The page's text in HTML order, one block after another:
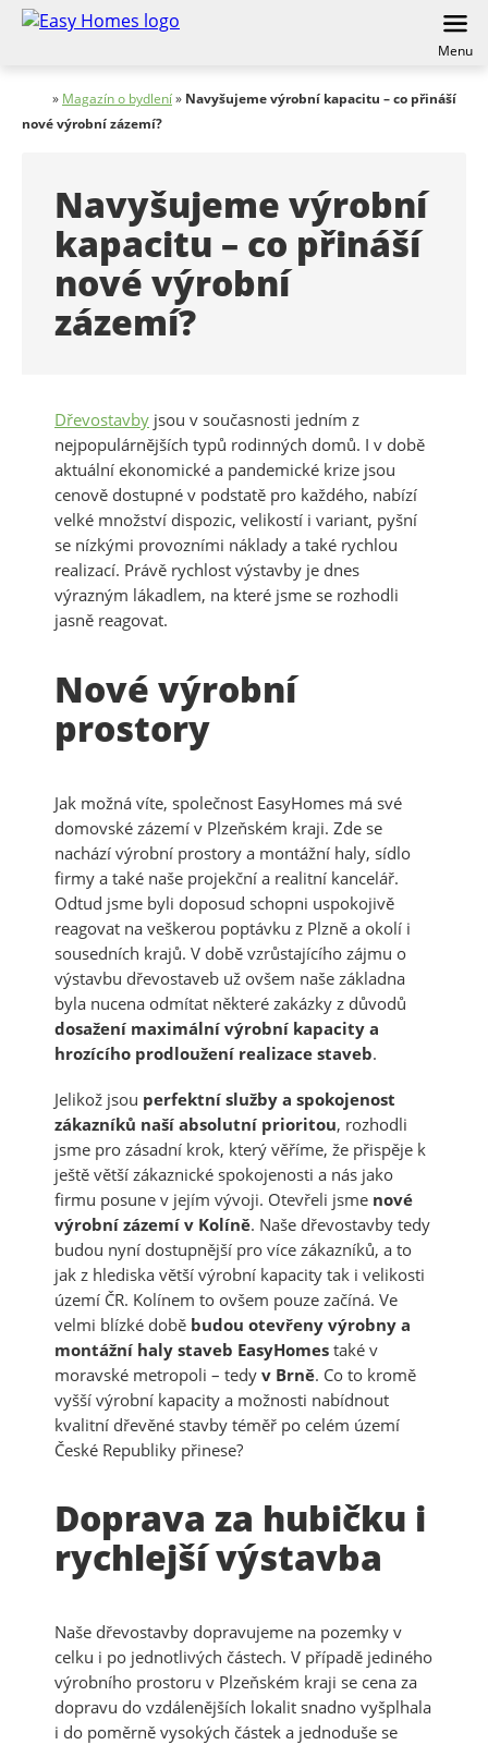
Menu
» Magazín o bydlení» Navyšujeme výrobní kapacitu – co přináší
nové výrobní zázemí?
Navyšujeme výrobní
kapacitu – co přináší
nové výrobní
zázemí?
Dřevostavby jsou v současnosti jedním z
nejpopulárnějších typů rodinných domů. I v době
aktuální ekonomické a pandemické krize jsou
cenově dostupné v podstatě pro každého, nabízí
velké množství dispozic, velikostí i variant, pyšní
se nízkými provozními náklady a také rychlou
realizací. Právě rychlost výstavby je dnes
výrazným lákadlem, na které jsme se rozhodli
jasně reagovat.
Nové výrobní
prostory
Jak možná víte, společnost EasyHomes má své
domovské zázemí v Plzeňském kraji. Zde se
nachází výrobní prostory a montážní haly, sídlo
firmy a také naše projekční a realitní kancelář.
Odtud jsme byli doposud schopni uspokojivě
reagovat na veškerou poptávku z Plzně a okolí i
sousedních krajů. V době vzrůstajícího zájmu o
výstavbu dřevostaveb už ovšem naše základna
byla nucena odmítat některé zakázky z důvodů
dosažení maximální výrobní kapacity a
hrozícího prodloužení realizace staveb.
Jelikož jsou perfektní služby a spokojenost
zákazníků naší absolutní prioritou, rozhodli
jsme pro zásadní krok, který věříme, že přispěje k
ještě větší zákaznické spokojenosti a nás jako
firmu posune v jejím vývoji. Otevřeli jsme nové
výrobní zázemí v Kolíně. Naše dřevostavby tedy
budou nyní dostupnější pro více zákazníků, a to
jak z hlediska větší výrobní kapacity tak i velikosti
území ČR. Kolínem to ovšem pouze začíná. Ve
velmi blízké době budou otevřeny výrobny a
montážní haly staveb EasyHomes také v
moravské metropoli – tedy v Brně. Co to kromě
vyšší výrobní kapacity a možnosti nabídnout
kvalitní dřevěné stavby téměř po celém území
České Republiky přinese?
Doprava za hubičku i
rychlejší výstavba
Naše dřevostavby dopravujeme na pozemky v
celku i po jednotlivých částech. V případě jediného
výrobního prostoru v Plzeňském kraji se cena za
dopravu do vzdálenějších lokalit snadno vyšplhala
i do poměrně vysokých částek a jednoduše se